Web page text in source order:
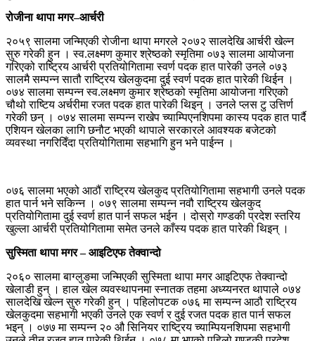
रोजीना थापा मगर–आर्चरी
२०५९ सालमा जन्मिएकी रोजीना थापा मगरले २०७२ सालदेखि आर्चरी खेल्न
सुरु गरेकी हुन । स्व.लक्ष्मण कुमार श्रेष्ठको स्मृतिमा ०७३ सालमा आयोजना
गरिएको राष्ट्रिय आर्चरी प्रतियोगितामा स्वर्ण पदक हात पारेकी उनले ०७३
सालमै सम्पन्न सातौ राष्ट्रिय खेलकुदमा दुई स्वर्ण पदक हात पारेकी थिईन ।
०७४ सालमा सम्पन्न स्व.लक्ष्मण कुमार श्रेष्ठको स्मृतिमा आयोजना गरिएको
चौथो राष्टिय अर्चरीमा रजत पदक हात पारेकी थिइन् । उनले प्लस टु उत्तिर्ण
गरेकी छन् । ०७४ सालमा सम्पन्न राखेप च्याम्पिएनशिपमा कास्य पदक हात पार्दै
एशियन खेलका लागि छनौट भएकी थापाले सरकारले आवश्यक बजेटको
व्यवस्था नगरिदिँदा प्रतियोगितामा सहभागि हुन भने पाईन्न ।
०७६ सालमा भएको आठौं राष्ट्रिय खेलकुद प्रतियोगितामा सहभागी उनले पदक
हात पार्न भने सकिन्न । ०७९ सालमा सम्पन्न नवौ राष्ट्रिय खेलकुद
प्रतियोगितामा दुई स्वर्ण हात पार्न सफल भईन । दोस्रो गण्डकी प्रदेश स्तरिय
खुल्ला आर्चरी प्रतियोगितामा समेत उनले काँस्य पदक हात पारेकी थिइन् ।
सुस्मिता थापा मगर – आइटिएफ तेक्वान्दो
२०६० सालमा बाग्लुङमा जन्मिएकी सुस्मिता थापा मगर आइटिएफ तेक्वान्दो
खेलाडी हुन् । हाल खेल व्यवस्थापनमा स्नातक तहमा अध्य्यनरत थापाले ०७४
सालदेखि खेल्न सुरु गरेकी हुन् । पहिलोपटक ०७६ मा सम्पन्न आठौ राष्ट्रिय
खेलकुदमा सहभागी भएकी उनले एक स्वर्ण र दुई रजत पदक हात पार्न सफल
भइन् । ०७७ मा सम्पन्न २० औ सिनियर राष्ट्रिय च्याम्पियनशिपमा सहभागी